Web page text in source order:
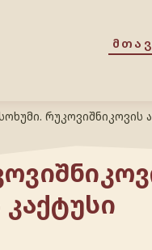
რუკოვიშნიკოვის